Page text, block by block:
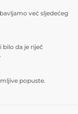
već sljedećeg
bilo da je riječ
popuste.